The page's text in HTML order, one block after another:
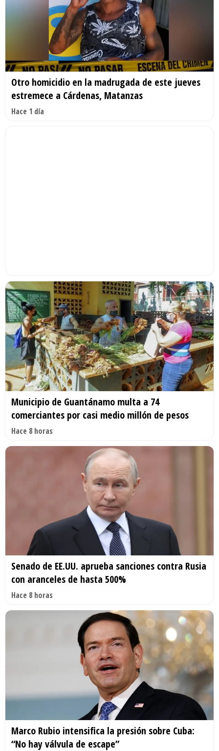
Otro homicidio en la madrugada de este jueves
estremece a Cárdenas, Matanzas
Hace 1 día
Municipio de Guantánamo multa a 74
comerciantes por casi medio millón de pesos
Hace 8 horas
Senado de EE.UU. aprueba sanciones contra Rusia
con aranceles de hasta 500%
Hace 8 horas
Marco Rubio intensifica la presión sobre Cuba:
“No hay válvula de escape”